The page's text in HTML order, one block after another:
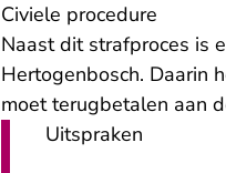
Civiele procedure
Naast dit strafproces is
Hertogenbosch. Daarin
moet terugbetalen aan
Uitspraken